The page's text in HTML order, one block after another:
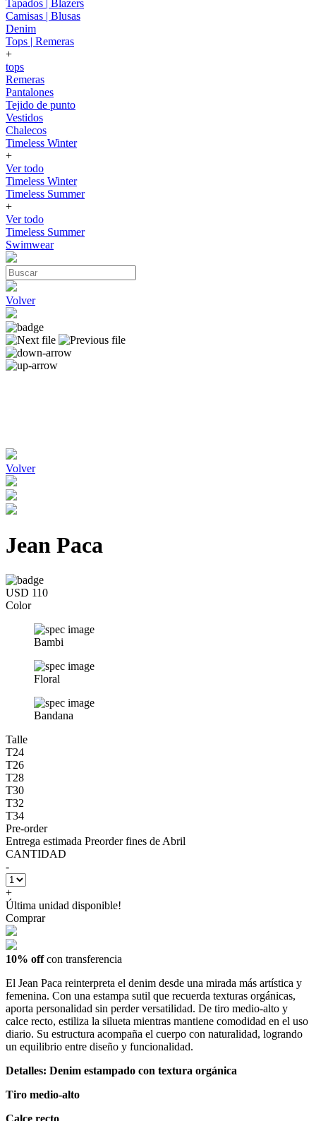
Tapados | Blazers
Camisas | Blusas
Denim
Tops | Remeras
+
tops
Remeras
Pantalones
Tejido de punto
Vestidos
Chalecos
Timeless Winter
+
Ver todo
Timeless Winter
Timeless Summer
+
Ver todo
Timeless Summer
Swimwear
Volver
Volver
Jean Paca
USD 110
Color
Bambi
Floral
Bandana
Talle
T24
T26
T28
T30
T32
T34
Pre-order
Entrega estimada Preorder fines de Abril
CANTIDAD
-
+
Última unidad disponible!
Comprar
10% offcon transferencia
El Jean Paca reinterpreta el denim desde una mirada más artística y
femenina. Con una estampa sutil que recuerda texturas orgánicas,
aporta personalidad sin perder versatilidad. De tiro medio-alto y
calce recto, estiliza la silueta mientras mantiene comodidad en el uso
diario. Su estructura acompaña el cuerpo con naturalidad, logrando
un equilibrio entre diseño y funcionalidad.
Detalles: Denim estampado con textura orgánica
Tiro medio-alto
Calce recto